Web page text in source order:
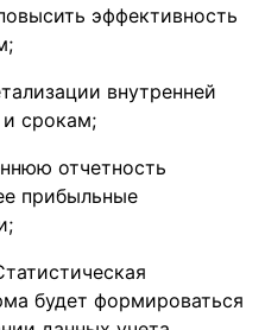
эффективность
внутренней
и срокам;
отчетность
прибыльные
будет формироваться